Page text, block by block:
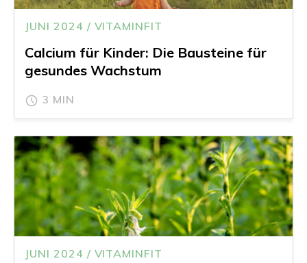
JUNI 2024 / VITAMINFIT
Calcium für Kinder: Die Bausteine für
gesundes Wachstum
3 MIN
JUNI 2024 / VITAMINFIT